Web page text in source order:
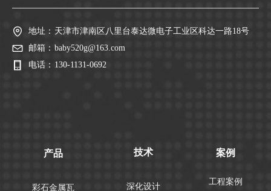
地址： 天津市津南区八里台泰达微电子工业区科达一路18号
邮箱： baby520g@163.com
电话： 130-1131-0692
技术
深化设计
案例
工程案例
产品
彩石金属瓦